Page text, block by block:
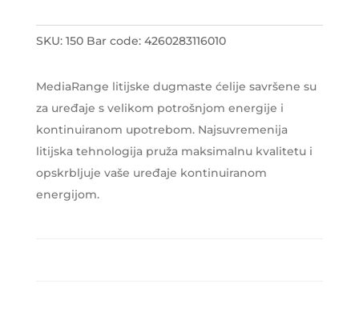
SKU: 150 Bar code: 4260283116010
MediaRange litijske dugmaste ćelije savršene su
za uređaje s velikom potrošnjom energije i
kontinuiranom upotrebom. Najsuvremenija
litijska tehnologija pruža maksimalnu kvalitetu i
opskrbljuje vaše uređaje kontinuiranom
energijom.